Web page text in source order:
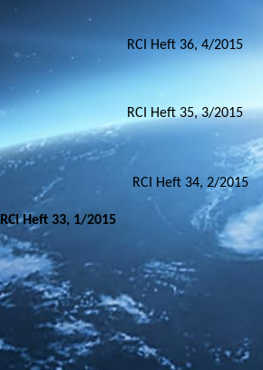
RCI Heft 36, 4/2015
RCI Heft 35, 3/2015
RCI Heft 34, 2/2015
RCI Heft 33, 1/2015